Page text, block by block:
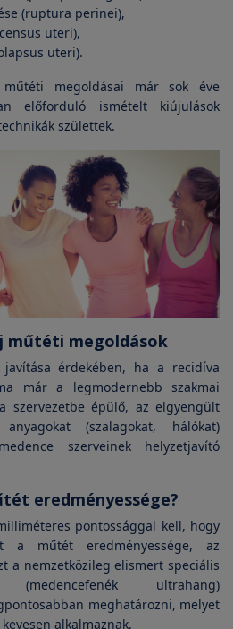
(ruptura perinei),
uteri),
uteri).
műtéti megoldásai már sok éve
előforduló ismételt kiújulások
születtek.
műtéti megoldások
érdekében, ha a recidíva
már a legmodernebb szakmai
szervezetbe épülő, az elgyengült
(szalagokat, hálókat)
szerveinek helyzetjavító
eredményessége?
pontossággal kell, hogy
a műtét eredményessége, az
a nemzetközileg elismert speciális
(medencefenék ultrahang)
meghatározni, melyet
alkalmaznak.